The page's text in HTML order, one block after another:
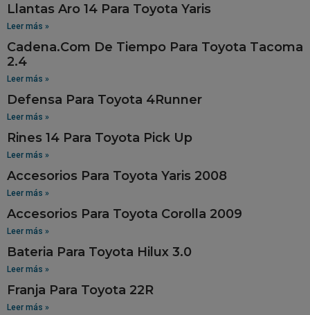
Llantas Aro 14 Para Toyota Yaris
Leer más »
Cadena.Com De Tiempo Para Toyota Tacoma
2.4
Leer más »
Defensa Para Toyota 4Runner
Leer más »
Rines 14 Para Toyota Pick Up
Leer más »
Accesorios Para Toyota Yaris 2008
Leer más »
Accesorios Para Toyota Corolla 2009
Leer más »
Bateria Para Toyota Hilux 3.0
Leer más »
Franja Para Toyota 22R
Leer más »